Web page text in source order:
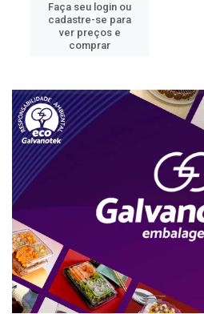
Faça seu login ou
cadastre-se para
ver preços e
comprar